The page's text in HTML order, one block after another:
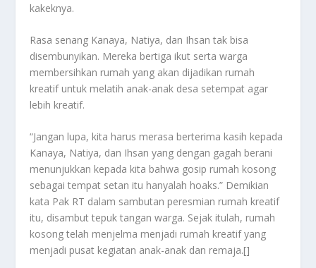
kakeknya.
Rasa senang Kanaya, Natiya, dan Ihsan tak bisa
disembunyikan. Mereka bertiga ikut serta warga
membersihkan rumah yang akan dijadikan rumah
kreatif untuk melatih anak-anak desa setempat agar
lebih kreatif.
“Jangan lupa, kita harus merasa berterima kasih kepada
Kanaya, Natiya, dan Ihsan yang dengan gagah berani
menunjukkan kepada kita bahwa gosip rumah kosong
sebagai tempat setan itu hanyalah hoaks.” Demikian
kata Pak RT dalam sambutan peresmian rumah kreatif
itu, disambut tepuk tangan warga. Sejak itulah, rumah
kosong telah menjelma menjadi rumah kreatif yang
menjadi pusat kegiatan anak-anak dan remaja.[]